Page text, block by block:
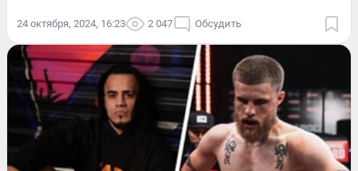
24 октября, 2024, 16:23 2 047 Обсудить